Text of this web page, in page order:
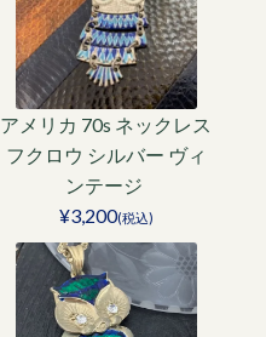
アメリカ 70s ネックレス
フクロウ シルバー ヴィ
ンテージ
¥3,200(税込)